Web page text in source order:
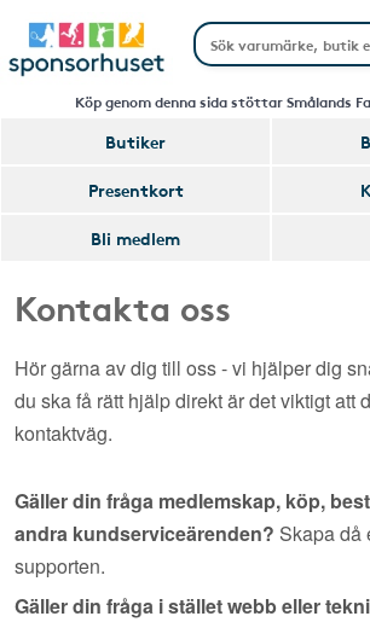
Köp genom denna sida stöttar Smålands
Butiker
Presentkort
Bli medlem
Kontakta oss
Hör gärna av dig till oss - vi hjälper dig
du ska få rätt hjälp direkt är det viktigt att
kontaktväg.
Gäller din fråga medlemskap, köp,
andra kundserviceärenden? Skapa då
supporten.
Gäller din fråga i stället webb eller